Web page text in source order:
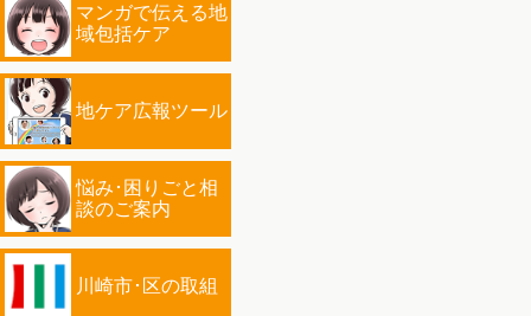
マンガで伝える地
域包括ケア
地ケア広報ツール
悩み･困りごと相
談のご案内
川崎市･区の取組